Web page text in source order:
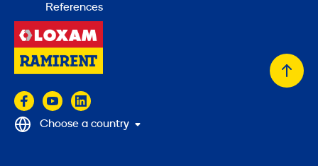
References
Back
Choose a country